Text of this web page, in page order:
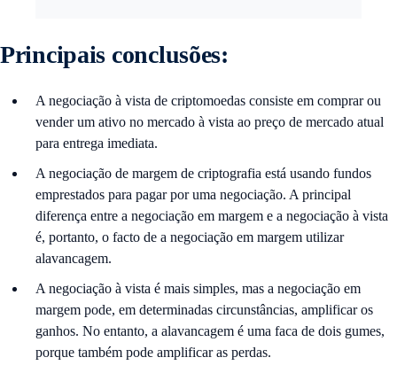
Principais conclusões:
A negociação à vista de criptomoedas consiste em comprar ou
vender um ativo no mercado à vista ao preço de mercado atual
para entrega imediata.
A negociação de margem de criptografia está usando fundos
emprestados para pagar por uma negociação. A principal
diferença entre a negociação em margem e a negociação à vista
é, portanto, o facto de a negociação em margem utilizar
alavancagem.
A negociação à vista é mais simples, mas a negociação em
margem pode, em determinadas circunstâncias, amplificar os
ganhos. No entanto, a alavancagem é uma faca de dois gumes,
porque também pode amplificar as perdas.